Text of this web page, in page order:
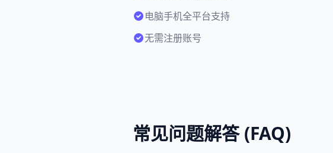
电脑手机全平台支持
无需注册账号
常见问题解答 (FAQ)